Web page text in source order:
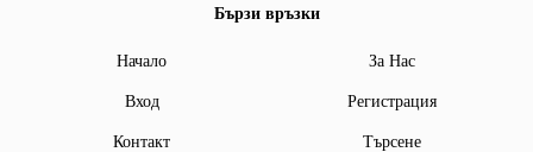
Бързи връзки
Начало За Нас
Вход Регистрация
Контакт Търсене